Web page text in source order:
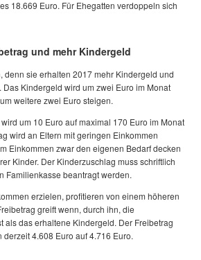
18.669 Euro. Für Ehegatten verdoppeln sich
und mehr Kindergeld
denn sie erhalten 2017 mehr Kindergeld und
Kindergeld wird um zwei Euro im Monat
weitere zwei Euro steigen.
um 10 Euro auf maximal 170 Euro im Monat
wird an Eltern mit geringen Einkommen
Einkommen zwar den eigenen Bedarf decken
Kinder. Der Kinderzuschlag muss schriftlich
Familienkasse beantragt werden.
erzielen, profitieren von einem höheren
greift wenn, durch ihn, die
als das erhaltene Kindergeld. Der Freibetrag
4.608 Euro auf 4.716 Euro.